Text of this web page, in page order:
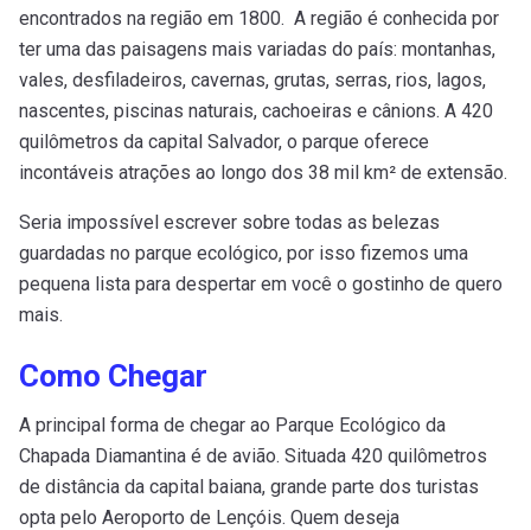
encontrados na região em 1800. A região é conhecida por
ter uma das paisagens mais variadas do país: montanhas,
vales, desfiladeiros, cavernas, grutas, serras, rios, lagos,
nascentes, piscinas naturais, cachoeiras e cânions. A 420
quilômetros da capital Salvador, o parque oferece
incontáveis atrações ao longo dos 38 mil km² de extensão.
Seria impossível escrever sobre todas as belezas
guardadas no parque ecológico, por isso fizemos uma
pequena lista para despertar em você o gostinho de quero
mais.
Como Chegar
A principal forma de chegar ao Parque Ecológico da
Chapada Diamantina é de avião. Situada 420 quilômetros
de distância da capital baiana, grande parte dos turistas
opta pelo Aeroporto de Lençóis. Quem deseja